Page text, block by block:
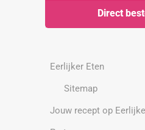
Direct
Eerlijker Eten
Sitemap
Jouw recept op